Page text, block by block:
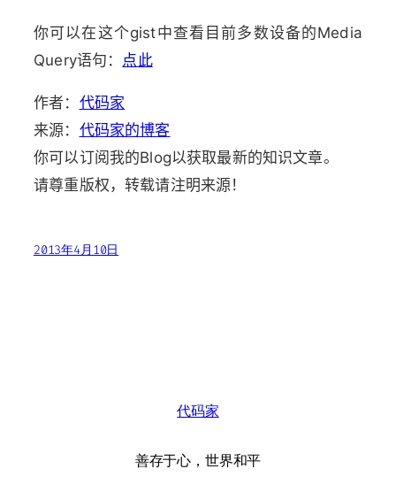
你可以在这个gist中查看目前多数设备的Media
Query语句： 点此
作者： 代码家
来源： 代码家的博客
你可以订阅我的Blog以获取最新的知识文章。
请尊重版权，转载请注明来源！
2013年4月10日
代码家
善存于心，世界和平